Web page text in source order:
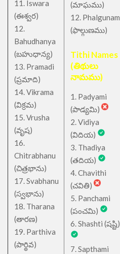
11. Iswara
(ఈశ్వర)
12.
Bahudhanya
(బహుధాన్య)
13. Pramadi
(ప్రమాది)
14. Vikrama
(విక్రమ)
15. Vrusha
(వృష)
16.
Chitrabhanu
(చిత్రభాను)
17. Svabhanu
(స్వభాను)
18. Tharana
(తారణ)
19. Parthiva
(పార్థివ)
(మాఘము)
12.
(ఫాల్గుణము)
Tithi Names
(తిథులు
నామము)
1. Padyami
(పాడ్యమి)
2. Vidiya
(విదియ)
3. Thadiya
(తదియ)
4. Chavithi
(చవితి)
5. Panchami
(పంచమి)
6. Shashti (షష్టి)
7. Sapthami